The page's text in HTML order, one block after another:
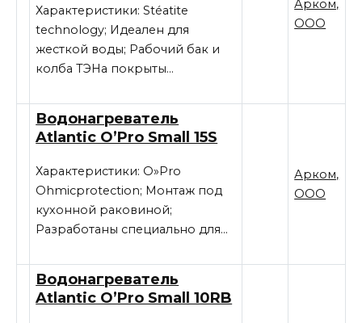
Характеристики: Stéatite
technology; Идеален для
жесткой воды; Рабочий бак и
колба ТЭНа покрыты…
Арком,
ООО
Водонагреватель
Atlantic O’Pro Small 15S
Характеристики: O»Pro
Ohmicprotection; Монтаж под
кухонной раковиной;
Разработаны специально для…
Арком,
ООО
Водонагреватель
Atlantic O’Pro Small 10RB